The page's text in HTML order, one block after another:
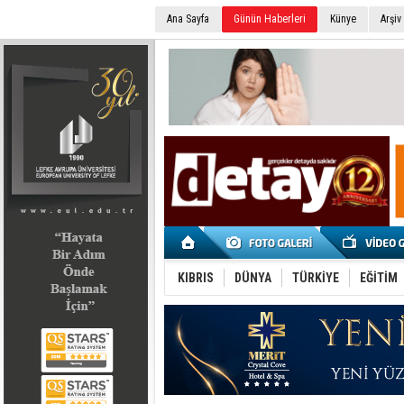
Ana Sayfa Günün Haberleri Künye Arşiv
KIBRIS DÜNYA TÜRKİYE EĞİTİM